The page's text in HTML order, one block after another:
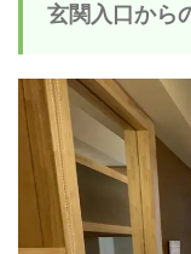
玄関入口から